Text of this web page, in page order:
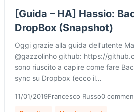
[Guida – HA] Hassio:
DropBox (Snapshot)
Oggi grazie alla guida dell’utente
@gazzolinho github: https://
sono riuscito a capire come fare
sync su Dropbox (ecco il…
11/01/2019Francesco Russo0